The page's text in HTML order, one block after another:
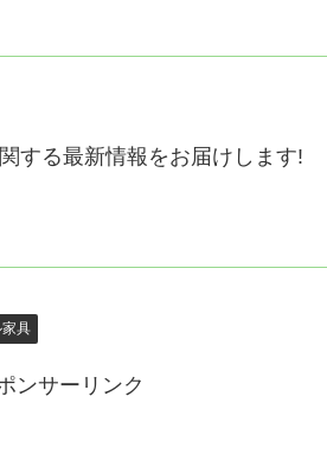
する最新情報をお届けします!
具
ンサーリンク